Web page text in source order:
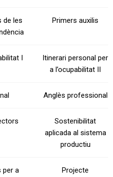
de les
Primers auxilis
I
Itinerari personal per
a l’ocupabilitat II
Anglès professional
Sostenibilitat
aplicada al sistema
productiu
per a
Projecte